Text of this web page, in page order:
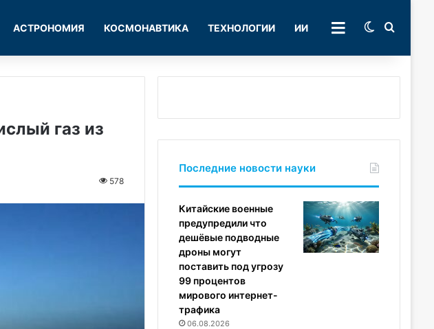
АСТРОНОМИЯ КОСМОНАВТИКА ТЕХНОЛОГИИ ИИ РУБРИКИSwitch skin
газ из
578
Последние новости науки
Китайские военные
предупредили что
дешёвые подводные
дроны могут
поставить под угрозу
99 процентов
мирового интернет-
трафика
06.08.2026